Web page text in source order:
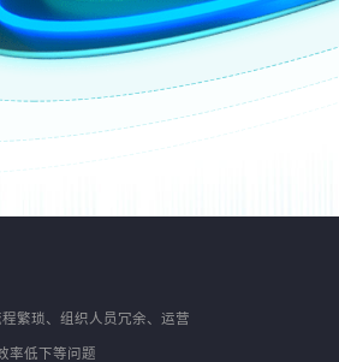
繁琐、组织人员冗余、运营
率低下等问题